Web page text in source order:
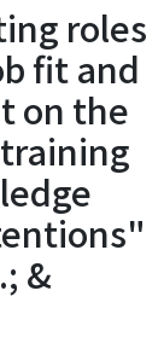
roles
fit and
on the
&